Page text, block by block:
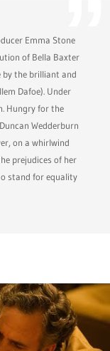
Emma Stone
of Bella Baxter
by the brilliant and
Dafoe). Under
Hungry for the
Wedderburn
on a whirlwind
prejudices of her
stand for equality